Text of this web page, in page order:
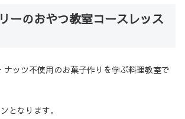
ーのおやつ教室コースレッス
ナッツ不使用のお菓子作りを学ぶ料理教室で
となります。